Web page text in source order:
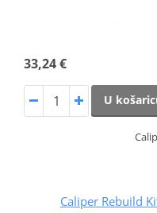
33,24 €
U
Caliper Rebuild